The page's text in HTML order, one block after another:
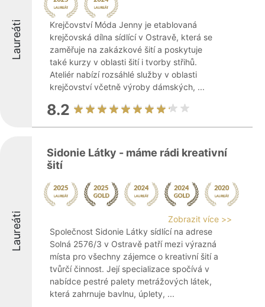
Laureáti
Krejčovství Móda Jenny je etablovaná
krejčovská dílna sídlící v Ostravě, která se
zaměřuje na zakázkové šití a poskytuje
také kurzy v oblasti šití i tvorby střihů.
Ateliér nabízí rozsáhlé služby v oblasti
krejčovství včetně výroby dámských, ...
8.2
Laureáti
Sidonie Látky - máme rádi kreativní
šití
Zobrazit více >>
Společnost Sidonie Látky sídlící na adrese
Solná 2576/3 v Ostravě patří mezi výrazná
místa pro všechny zájemce o kreativní šití a
tvůrčí činnost. Její specializace spočívá v
nabídce pestré palety metrážových látek,
která zahrnuje bavlnu, úplety, ...